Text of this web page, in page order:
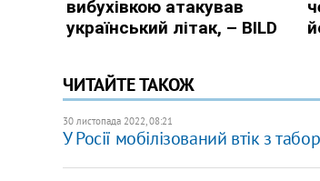
ЧИТАЙТЕ ТАКОЖ
30 листопада 2022, 08:21
У Росії мобілізований втік з